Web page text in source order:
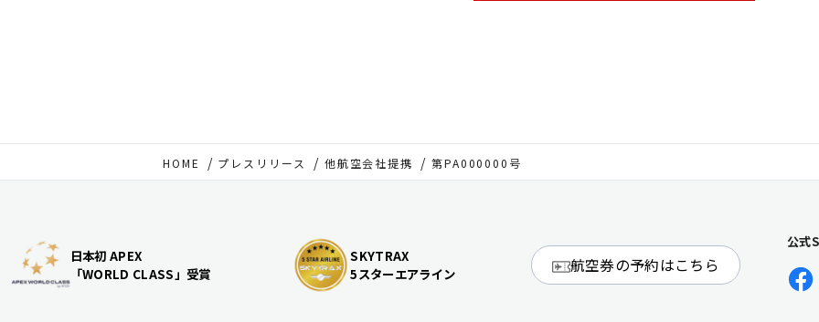
HOME プレスリリース 他航空会社提携 第PA000000号
日本初 APEX
「WORLD CLASS」受賞
SKYTRAX
5スターエアライン
航空券の予約はこちら
公式